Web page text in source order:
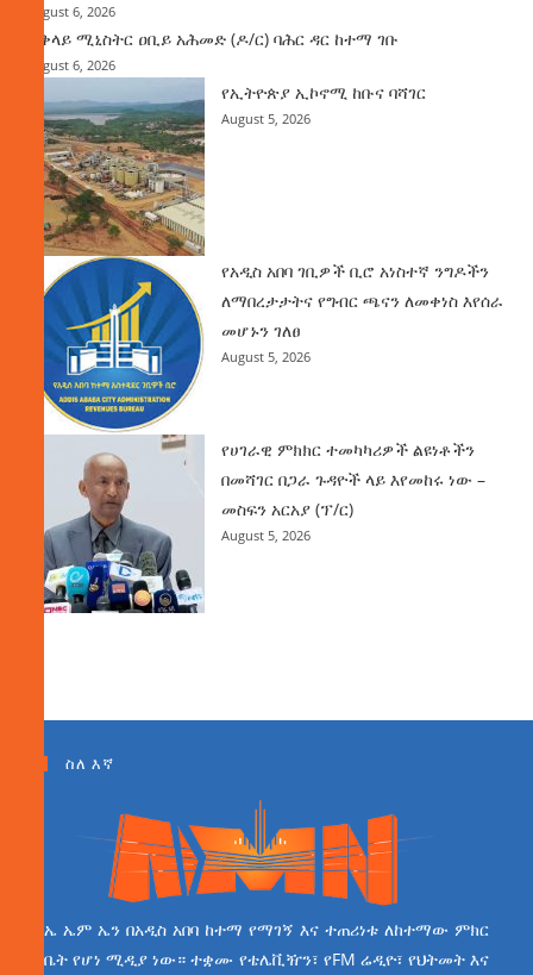
August 6, 2026
ጠቅላይ ሚኒስትር ዐቢይ አሕመድ (ዶ/ር) ባሕር ዳር ከተማ ገቡ
August 6, 2026
የኢትዮጵያ ኢኮኖሚ ከቡና ባሻገር
August 5, 2026
የአዲስ አበባ ገቢዎች ቢሮ አነስተኛ ንግዶችን
ለማበረታታትና የግብር ጫናን ለመቀነስ እየሰራ
መሆኑን ገለፀ
August 5, 2026
የሀገራዊ ምክክር ተመካካሪዎች ልዩነቶችን
በመሻገር በጋራ ጉዳዮች ላይ እየመከሩ ነው –
መስፍን አርአያ (ፕ/ር)
August 5, 2026
ስለ እኛ
ኤ ኤም ኤን በአዲስ አበባ ከተማ የማገኝ እና ተጠሪነቱ ለከተማው ምክር
ቤት የሆነ ሚዲያ ነው። ተቋሙ የቴሌቪዥን፣ የFM ሬዲዮ፣ የህትመት እና